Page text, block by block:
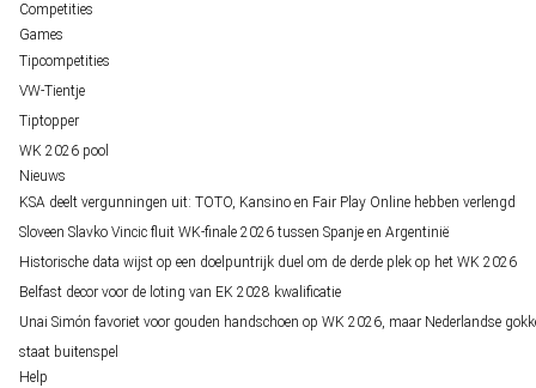
Competities
Games
Tipcompetities
VW-Tientje
Tiptopper
WK 2026 pool
Nieuws
KSA deelt vergunningen uit: TOTO, Kansino en Fair Play Online hebben verlengd
Sloveen Slavko Vincic fluit WK-finale 2026 tussen Spanje en Argentinië
Historische data wijst op een doelpuntrijk duel om de derde plek op het WK 2026
Belfast decor voor de loting van EK 2028 kwalificatie
Unai Simón favoriet voor gouden handschoen op WK 2026, maar Nederlandse
staat buitenspel
Help